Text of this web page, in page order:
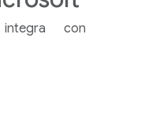
con